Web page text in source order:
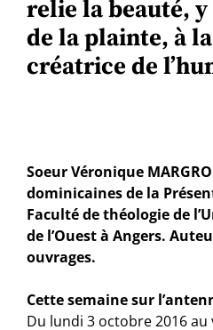
relie la beauté,
de la plainte, à
créatrice de
Soeur Véronique
dominicaines de la
Faculté de théologie de
de l’Ouest à Angers.
ouvrages.
Cette semaine sur
Du lundi 3 octobre 2016 au